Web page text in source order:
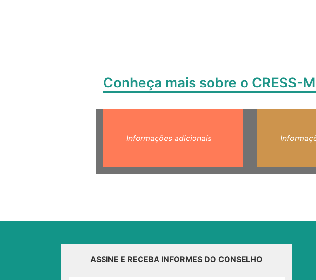
Conheça mais sobre o CRESS-
Informações adicionais
ASSINE E RECEBA INFORMES DO CONSELHO